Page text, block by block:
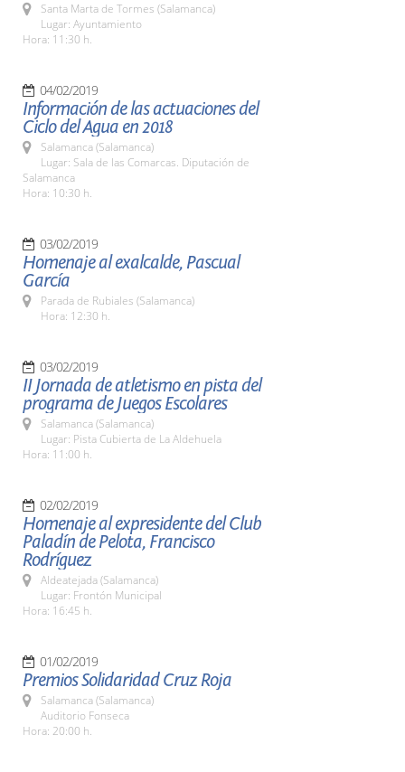
Santa Marta de Tormes (Salamanca)
Lugar: Ayuntamiento
Hora: 11:30 h.
04/02/2019
Información de las actuaciones del
Ciclo del Agua en 2018
Salamanca (Salamanca)
Lugar: Sala de las Comarcas. Diputación de
Salamanca
Hora: 10:30 h.
03/02/2019
Homenaje al exalcalde, Pascual
García
Parada de Rubiales (Salamanca)
Hora: 12:30 h.
03/02/2019
II Jornada de atletismo en pista del
programa de Juegos Escolares
Salamanca (Salamanca)
Lugar: Pista Cubierta de La Aldehuela
Hora: 11:00 h.
02/02/2019
Homenaje al expresidente del Club
Paladín de Pelota, Francisco
Rodríguez
Aldeatejada (Salamanca)
Lugar: Frontón Municipal
Hora: 16:45 h.
01/02/2019
Premios Solidaridad Cruz Roja
Salamanca (Salamanca)
Auditorio Fonseca
Hora: 20:00 h.